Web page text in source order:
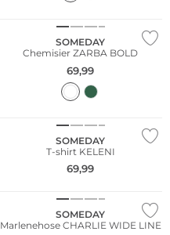
SOMEDAY
Chemisier ZARBA BOLD
69,99
SOMEDAY
T-shirt KELENI
69,99
SOMEDAY
Marlenehose CHARLIE WIDE LINE